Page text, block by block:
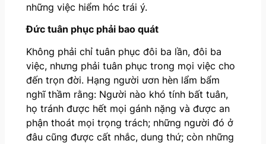
những việc hiểm hóc trái ý.
Đức tuân phục phải bao quát
Không phải chỉ tuân phục đôi ba lần, đôi ba
việc, nhưng phải tuân phục trong mọi việc cho
đến trọn đời. Hạng người ươn hèn lẩm bẩm
nghĩ thầm rằng: Người nào khó tính bất tuân,
họ tránh được hết mọi gánh nặng và được an
phận thoát mọi trọng trách; những người đó ở
đâu cũng được cất nhắc, dung thứ; còn những